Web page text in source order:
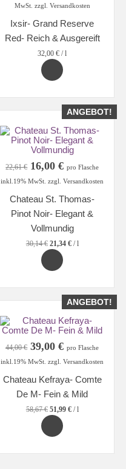
MwSt. zzgl. Versandkosten
Ixsir- Grand Reserve
Red- Reich & Ausgereift
32,00€ /l
ANGEBOT!
22,61€ Ursprünglicher
Preis
22,61 €
16,00€Aktueller
Preis
16,00 €.
pro Flasche
inkl.19% MwSt. zzgl. Versandkosten
Chateau St. Thomas-
Pinot Noir- Elegant &
Vollmundig
30,14€ 21,34 €/l
ANGEBOT!
44,00€ Ursprünglicher
Preis
44,00 €
39,00€Aktueller
Preis
39,00 €.
pro Flasche
inkl.19% MwSt. zzgl. Versandkosten
Chateau Kefraya- Comte
De M- Fein & Mild
58,67€ 51,99 €/l